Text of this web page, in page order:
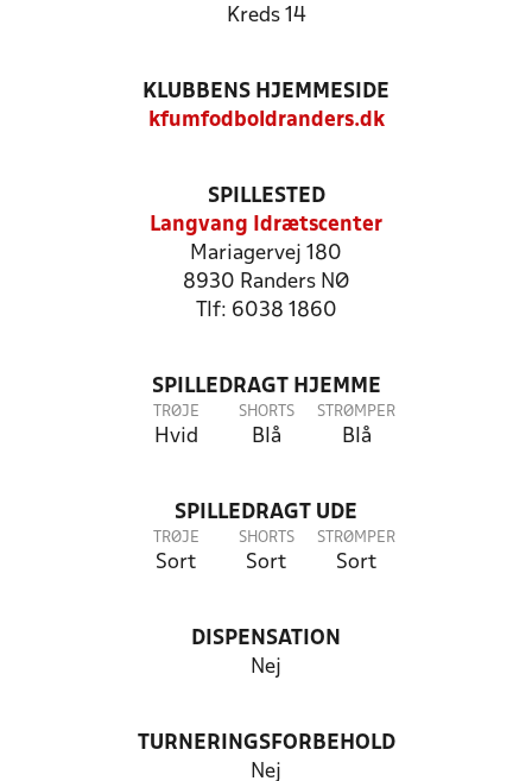
Kreds 14
KLUBBENS HJEMMESIDE
kfumfodboldranders.dk
SPILLESTED
Langvang Idrætscenter
Mariagervej 180
8930 Randers NØ
Tlf: 6038 1860
SPILLEDRAGT HJEMME
TRØJE
Hvid
SHORTS
Blå
STRØMPER
Blå
SPILLEDRAGT UDE
TRØJE
Sort
SHORTS
Sort
STRØMPER
Sort
DISPENSATION
Nej
TURNERINGSFORBEHOLD
Nej